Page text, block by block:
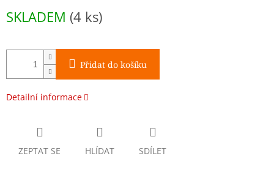
cena:
SKLADEM (4 ks)
Přidat do košíku
Detailní informace
ZEPTAT SE HLÍDAT SDÍLET